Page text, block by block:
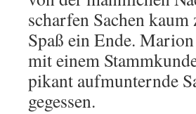
scharfen Sachen
Spaß ein Ende.
mit einem
pikant aufmunternde
gegessen.